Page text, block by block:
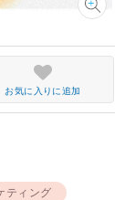
お気に入りに追加
ティング